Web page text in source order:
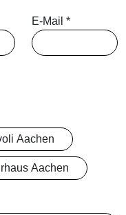
E-Mail *
Aachen
Aachen